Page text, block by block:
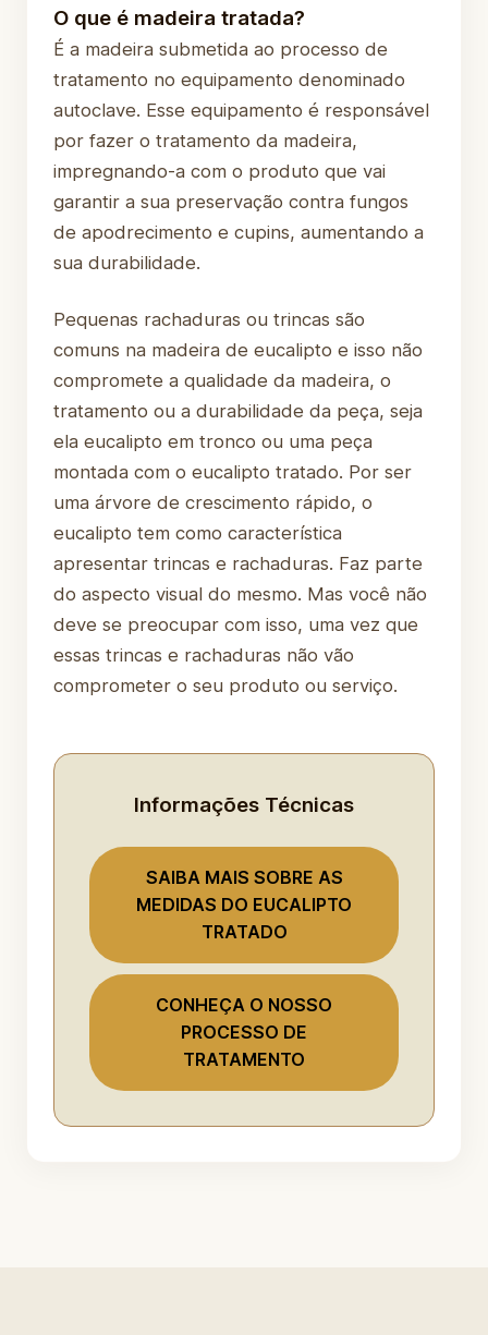
O que é madeira tratada?
É a madeira submetida ao processo de
tratamento no equipamento denominado
autoclave. Esse equipamento é responsável
por fazer o tratamento da madeira,
impregnando-a com o produto que vai
garantir a sua preservação contra fungos
de apodrecimento e cupins, aumentando a
sua durabilidade.
Pequenas rachaduras ou trincas são
comuns na madeira de eucalipto e isso não
compromete a qualidade da madeira, o
tratamento ou a durabilidade da peça, seja
ela eucalipto em tronco ou uma peça
montada com o eucalipto tratado. Por ser
uma árvore de crescimento rápido, o
eucalipto tem como característica
apresentar trincas e rachaduras. Faz parte
do aspecto visual do mesmo. Mas você não
deve se preocupar com isso, uma vez que
essas trincas e rachaduras não vão
comprometer o seu produto ou serviço.
Informações Técnicas
SAIBA MAIS SOBRE AS
MEDIDAS DO EUCALIPTO
TRATADO
CONHEÇA O NOSSO
PROCESSO DE
TRATAMENTO